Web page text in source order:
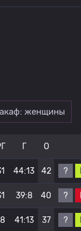
женщины
Г О
44:13 42 ?
39:8 40 ?
41:13 37 ?